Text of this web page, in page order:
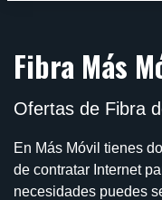
Fibra Más
Ofertas de Fibra
En Más Móvil tienes
de contratar Internet
necesidades puedes